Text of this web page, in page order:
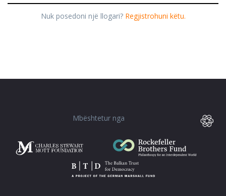
Nuk posedoni një llogari? Regjistrohuni këtu.
Mbështetur nga